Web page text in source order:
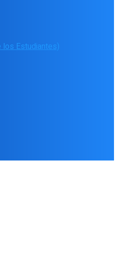
los Estudiantes)